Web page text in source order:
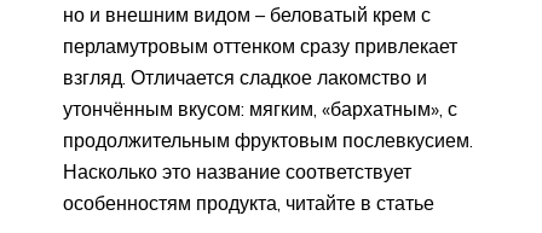
но и внешним видом – беловатый крем с
перламутровым оттенком сразу привлекает
взгляд. Отличается сладкое лакомство и
утончённым вкусом: мягким, «бархатным», с
продолжительным фруктовым послевкусием.
Насколько это название соответствует
особенностям продукта, читайте в статье